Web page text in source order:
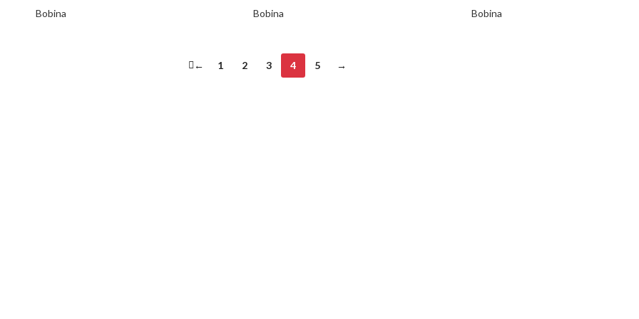
Bobina Bobina Bobina
← 1 2 3 4 5 →